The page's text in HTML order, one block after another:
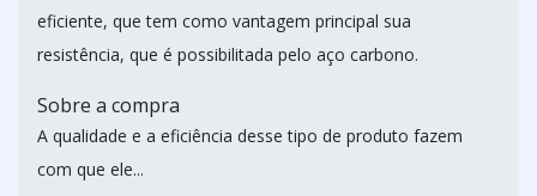
eficiente, que tem como vantagem principal sua
resistência, que é possibilitada pelo aço carbono.
Sobre a compra
A qualidade e a eficiência desse tipo de produto fazem
com que ele...